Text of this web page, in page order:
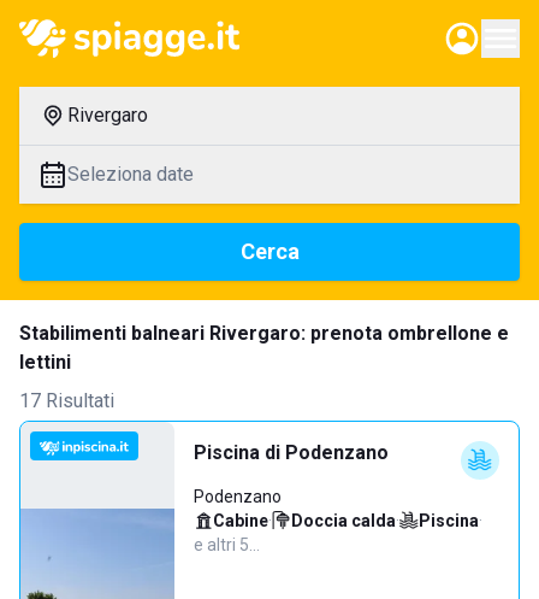
Rivergaro
Seleziona date
Cerca
Stabilimenti balneari Rivergaro: prenota ombrellone e
lettini
17 Risultati
Piscina di Podenzano
Podenzano
Cabine· Doccia calda· Piscina·
e altri 5…